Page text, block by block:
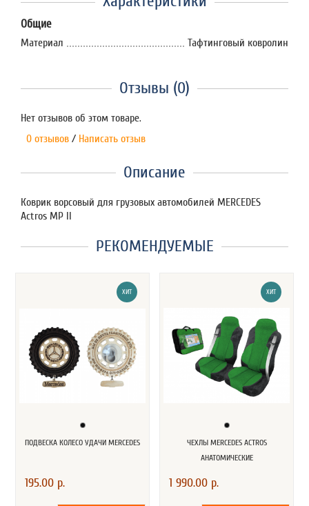
Общие
Материал Тафтинговый ковролин
Отзывы (0)
Нет отзывов об этом товаре.
0 отзывов / Написать отзыв
Описание
Коврик ворсовый для грузовых автомобилей MERCEDES
Actros MP II
РЕКОМЕНДУЕМЫЕ
ХИТ
ПОДВЕСКА КОЛЕСО УДАЧИ MERCEDES
195.00 р.
ХИТ
ЧЕХЛЫ MERCEDES ACTROS
АНАТОМИЧЕСКИЕ
1 990.00 р.